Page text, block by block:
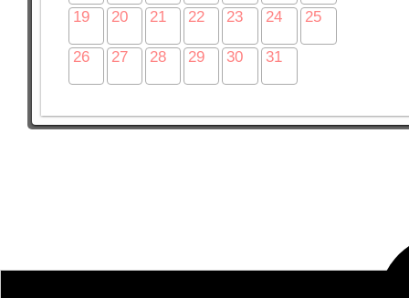
19 20 21 22 23 24 25
26 27 28 29 30 31